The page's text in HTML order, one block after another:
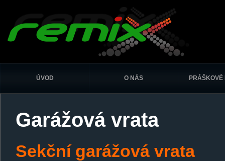
Garážová vrata
Sekční garážová vrata
ÚVOD O NÁS